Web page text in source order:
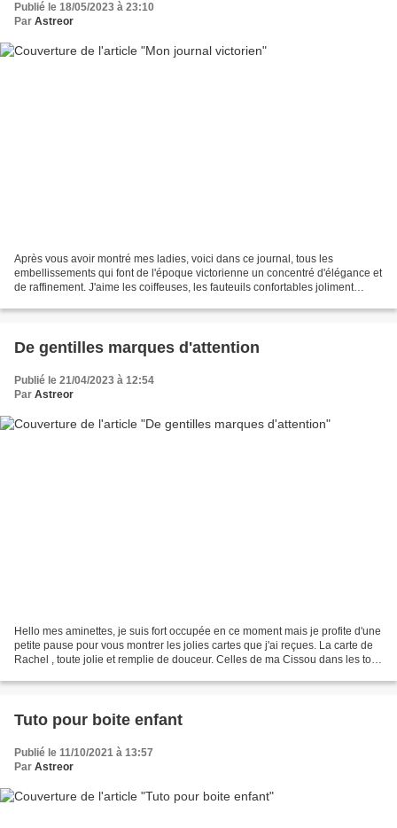
Publié le 18/05/2023 à 23:10
Par Astreor
Après vous avoir montré mes ladies, voici dans ce journal, tous les
embellissements qui font de l'époque victorienne un concentré d'élégance et
de raffinement. J'aime les coiffeuses, les fauteuils confortables joliment
De gentilles marques d'attention
Publié le 21/04/2023 à 12:54
Par Astreor
Hello mes aminettes, je suis fort occupée en ce moment mais je profite d'une
petite pause pour vous montrer les jolies cartes que j'ai reçues. La carte de
Rachel , toute jolie et remplie de douceur. Celles de ma Cissou dans les tons
Tuto pour boite enfant
Publié le 11/10/2021 à 13:57
Par Astreor